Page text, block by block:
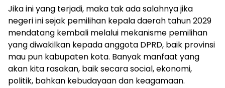
Jika ini yang terjadi, maka tak ada salahnya jika
negeri ini sejak pemilihan kepala daerah tahun 2029
mendatang kembali melalui mekanisme pemilihan
yang diwakilkan kepada anggota DPRD, baik provinsi
mau pun kabupaten kota. Banyak manfaat yang
akan kita rasakan, baik secara social, ekonomi,
politik, bahkan kebudayaan dan keagamaan.